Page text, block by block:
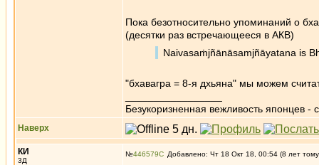
Пока безотносительно упоминаний о
(десятки раз встречающееся в АКВ)
Naivasaṁjñānāsamjñāyatana is
"бхавагра = 8-я дхьяна" мы можем
Безукоризненная вежливость японцев -
Наверх
КИ
3Д
№446579 Добавлено: Чт 18 Окт 18, 00:54 (8 лет